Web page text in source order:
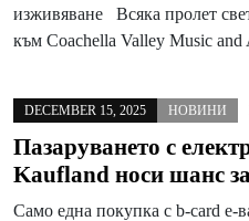
изживяване Всяка пролет
към Coachella Valley Music
DECEMBER 15, 2025 НОВИНИ
Пазаруването с
Kaufland носи шанс
Само една покупка с b-card е-